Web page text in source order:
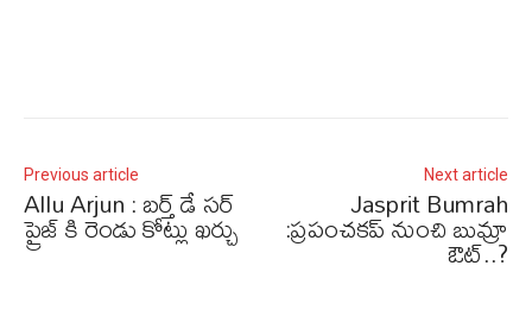
Previous article
Allu Arjun : బర్త్ డే సర్
ప్రైజ్ కి రెండు కోట్లు ఖర్చు
Next article
Jasprit Bumrah
:ప్రపంచకప్ నుంచి బుమ్రా
ఔట్..?